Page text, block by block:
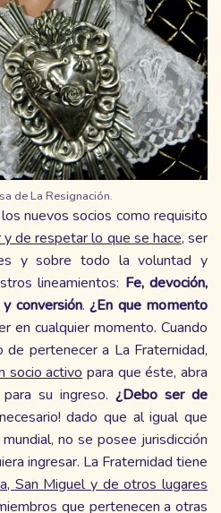
de La Resignación.
nuevos socios como requisito
de respetar lo que se hace, ser
y sobre todo la voluntad y
lineamientos: Fe, devoción,
conversión. ¿En que momento
en cualquier momento. Cuando
pertenecer a La Fraternidad,
socio activo para que éste, abra
su ingreso. ¿Debo ser de
dado que al igual que
no se posee jurisdicción
ingresar. La Fraternidad tiene
San Miguel y de otros lugares
que pertenecen a otras